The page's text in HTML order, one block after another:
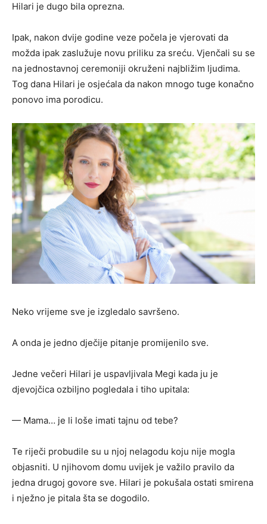
Hilari je dugo bila oprezna.
Ipak, nakon dvije godine veze počela je vjerovati da
možda ipak zaslužuje novu priliku za sreću. Vjenčali su se
na jednostavnoj ceremoniji okruženi najbližim ljudima.
Tog dana Hilari je osjećala da nakon mnogo tuge konačno
ponovo ima porodicu.
Neko vrijeme sve je izgledalo savršeno.
A onda je jedno dječije pitanje promijenilo sve.
Jedne večeri Hilari je uspavljivala Megi kada ju je
djevojčica ozbiljno pogledala i tiho upitala:
— Mama… je li loše imati tajnu od tebe?
Te riječi probudile su u njoj nelagodu koju nije mogla
objasniti. U njihovom domu uvijek je važilo pravilo da
jedna drugoj govore sve. Hilari je pokušala ostati smirena
i nježno je pitala šta se dogodilo.